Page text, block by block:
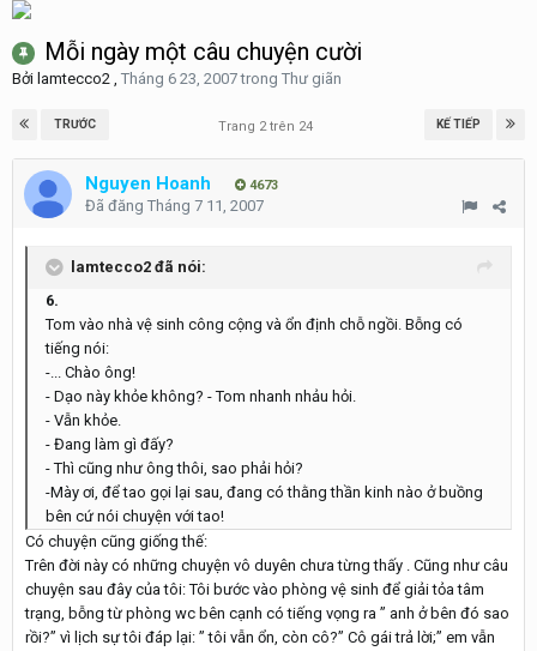
Mỗi ngày một câu chuyện cười
Bởi lamtecco2 , Tháng 6 23, 2007trong Thư giãn
TRƯỚC KẾ TIẾP
Trang 2 trên 24
Nguyen Hoanh 4673
Đã đăng Tháng 7 11, 2007
lamtecco2 đã nói:
6.
Tom vào nhà vệ sinh công cộng và ổn định chỗ ngồi. Bỗng có
tiếng nói:
-... Chào ông!
- Dạo này khỏe không? - Tom nhanh nhảu hỏi.
- Vẫn khỏe.
- Đang làm gì đấy?
- Thì cũng như ông thôi, sao phải hỏi?
-Mày ơi, để tao gọi lại sau, đang có thằng thần kinh nào ở buồng
bên cứ nói chuyện với tao!
Có chuyện cũng giống thế:
Trên đời này có những chuyện vô duyên chưa từng thấy . Cũng như câu
chuyện sau đây của tôi: Tôi bước vào phòng vệ sinh để giải tỏa tâm
trạng, bỗng từ phòng wc bên cạnh có tiếng vọng ra ” anh ở bên đó sao
rồi?” vì lịch sự tôi đáp lại: ” tôi vẫn ổn, còn cô?” Cô gái trả lời;” em vẫn